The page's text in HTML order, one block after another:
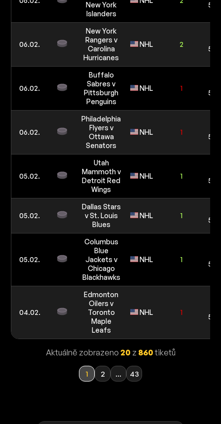
New York
Islanders
5
06.02.
New York
Rangers v
Carolina
Hurricanes
NHL 2
5
06.02.
Buffalo
Sabres v
Pittsburgh
Penguins
NHL 1
5
06.02.
Philadelphia
Flyers v
Ottawa
Senators
NHL 1
5
05.02.
Utah
Mammoth v
Detroit Red
Wings
NHL 1
5
05.02.
Dallas Stars
v St. Louis
Blues
NHL 1
5
05.02.
Columbus
Blue
Jackets v
Chicago
Blackhawks
NHL 1
5
04.02.
Edmonton
Oilers v
Toronto
Maple
Leafs
NHL 1
5
Aktuálně zobrazeno 20 z 860tiketů
1 2 ... 43